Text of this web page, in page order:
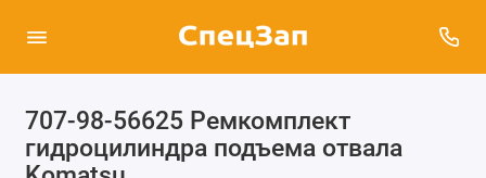
707-98-56625 Ремкомплект
гидроцилиндра подъема отвала